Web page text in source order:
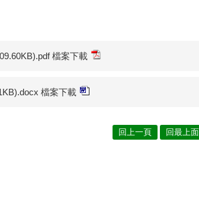
檔案下載
檔案下載
回上一頁 回最上面